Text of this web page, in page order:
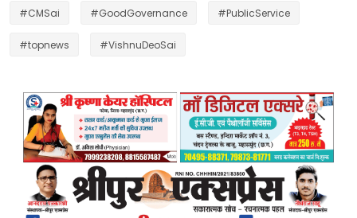
#CMSai #GoodGovernance #PublicService
#topnews #VishnuDeoSai